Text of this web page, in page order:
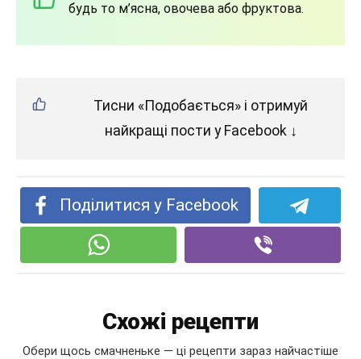
будь то м’ясна, овочева або фруктова.
Тисни «Подобається» і отримуй
найкращі пости у Facebook ↓
Поділитися у Facebook
Схожі рецепти
Обери щось смачненьке — ці рецепти зараз найчастіше